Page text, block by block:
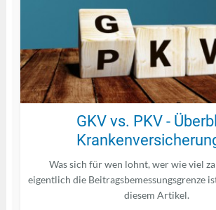
GKV vs. PKV -
Was sich für wen lohnt, wer wie viel
eigentlich die Beitragsbemessungsgrenze
diesem Artikel.